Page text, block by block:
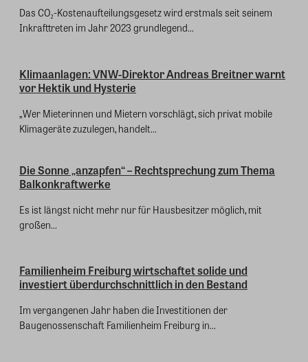
Das CO₂-Kostenaufteilungsgesetz wird erstmals seit seinem
Inkrafttreten im Jahr 2023 grundlegend...
Klimaanlagen: VNW-Direktor Andreas Breitner warnt
vor Hektik und Hysterie
„Wer Mieterinnen und Mietern vorschlägt, sich privat mobile
Klimageräte zuzulegen, handelt...
Die Sonne „anzapfen“ – Rechtsprechung zum Thema
Balkonkraftwerke
Es ist längst nicht mehr nur für Hausbesitzer möglich, mit
großen...
Familienheim Freiburg wirtschaftet solide und
investiert überdurchschnittlich in den Bestand
Im vergangenen Jahr haben die Investitionen der
Baugenossenschaft Familienheim Freiburg in...